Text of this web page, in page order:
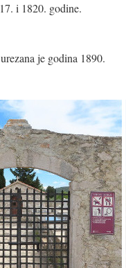
i 1820. godine.
je godina 1890.